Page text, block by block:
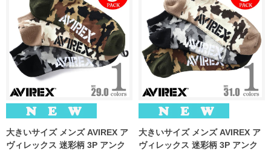
大きいサイズ メンズ AVIREX ア
ヴィレックス 迷彩柄 3P アンク
大きいサイズ メンズ AVIREX ア
ヴィレックス 迷彩柄 3P アンク